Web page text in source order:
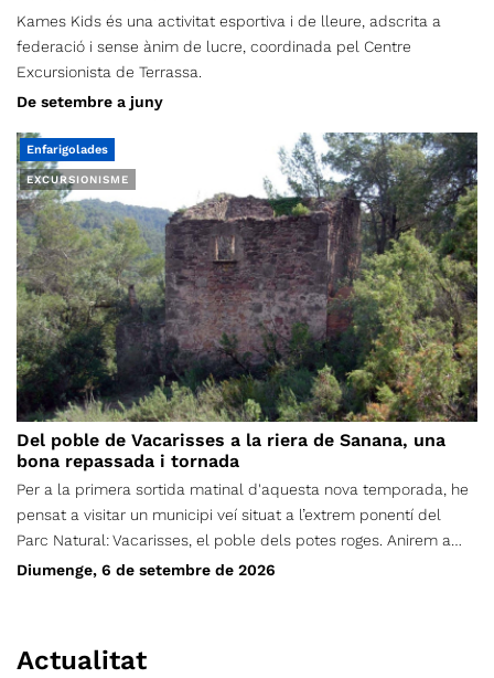
Kames Kids és una activitat esportiva i de lleure, adscrita a
federació i sense ànim de lucre, coordinada pel Centre
Excursionista de Terrassa.
De setembre a juny
EXCURSIONISME
Enfarigolades
Del poble de Vacarisses a la riera de Sanana, una
bona repassada i tornada
Per a la primera sortida matinal d'aquesta nova temporada, he
pensat a visitar un municipi veí situat a l’extrem ponentí del
Parc Natural: Vacarisses, el poble dels potes roges. Anirem a
recórrer part de les dues ribes de la riera de Sanana i del
temps de marxa, els visitarem tots o només els troncals.
Diumenge, 6 de setembre de 2026
Actualitat